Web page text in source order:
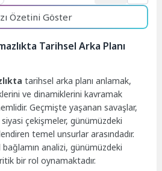
Özetini Göster
Tarihsel Arka Planı
tarihsel arka planı anlamak,
ve dinamiklerini kavramak
Geçmişte yaşanan savaşlar,
çekişmeler, günümüzdeki
temel unsurlar arasındadır.
analizi, günümüzdeki
bir rol oynamaktadır.